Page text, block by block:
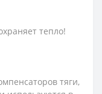
тепло!
тяги,